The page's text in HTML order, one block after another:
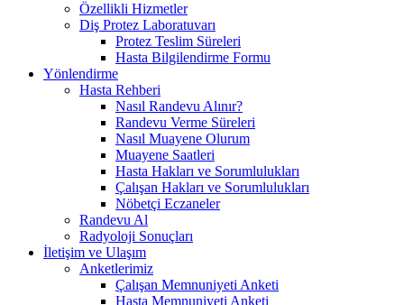
Özellikli Hizmetler
Diş Protez Laboratuvarı
Protez Teslim Süreleri
Hasta Bilgilendirme Formu
Yönlendirme
Hasta Rehberi
Nasıl Randevu Alınır?
Randevu Verme Süreleri
Nasıl Muayene Olurum
Muayene Saatleri
Hasta Hakları ve Sorumlulukları
Çalışan Hakları ve Sorumlulukları
Nöbetçi Eczaneler
Randevu Al
Radyoloji Sonuçları
İletişim ve Ulaşım
Anketlerimiz
Çalışan Memnuniyeti Anketi
Hasta Memnuniyeti Anketi